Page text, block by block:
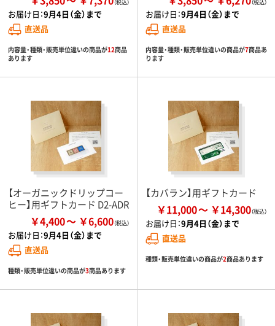
お届け日：9月4日（金）まで
直送品
内容量・種類・販売単位違いの商品が12商品
あります
お届け日：9月4日（金）まで
直送品
内容量・種類・販売単位違いの商品が7商品あ
ります
【オーガニックドリップコー
ヒー】用ギフトカード D2-ADR
￥4,400 ￥6,600
お届け日：9月4日（金）まで
直送品
種類・販売単位違いの商品が3商品あります
【カバラン】用ギフトカード
￥11,000 ￥14,300
お届け日：9月4日（金）まで
直送品
種類・販売単位違いの商品が2商品あります